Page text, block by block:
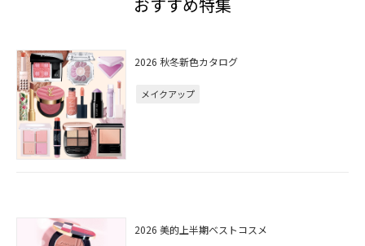
2026 秋冬新色カタログ
メイクアップ
2026 美的上半期ベストコスメ